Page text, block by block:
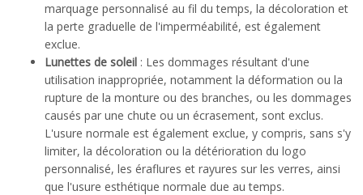
marquage personnalisé au fil du temps, la décoloration et
la perte graduelle de l'imperméabilité, est également
exclue.
Lunettes de soleil : Les dommages résultant d'une
utilisation inappropriée, notamment la déformation ou la
rupture de la monture ou des branches, ou les dommages
causés par une chute ou un écrasement, sont exclus.
L'usure normale est également exclue, y compris, sans s'y
limiter, la décoloration ou la détérioration du logo
personnalisé, les éraflures et rayures sur les verres, ainsi
que l'usure esthétique normale due au temps.